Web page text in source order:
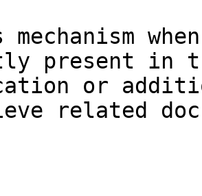
mechanism
present in
or